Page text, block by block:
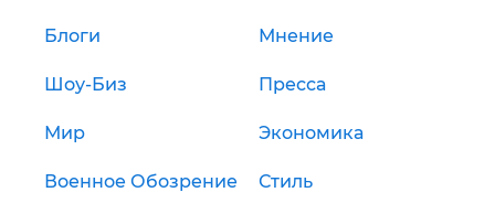
Блоги Мнение
Шоу-Биз Пресса
Мир Экономика
Военное Обозрение Стиль